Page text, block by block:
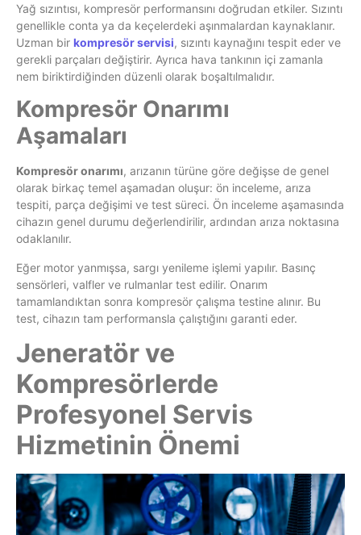
Yağ sızıntısı, kompresör performansını doğrudan etkiler. Sızıntı
genellikle conta ya da keçelerdeki aşınmalardan kaynaklanır.
Uzman bir kompresör servisi, sızıntı kaynağını tespit eder ve
gerekli parçaları değiştirir. Ayrıca hava tankının içi zamanla
nem biriktirdiğinden düzenli olarak boşaltılmalıdır.
Kompresör Onarımı
Aşamaları
Kompresör onarımı, arızanın türüne göre değişse de genel
olarak birkaç temel aşamadan oluşur: ön inceleme, arıza
tespiti, parça değişimi ve test süreci. Ön inceleme aşamasında
cihazın genel durumu değerlendirilir, ardından arıza noktasına
odaklanılır.
Eğer motor yanmışsa, sargı yenileme işlemi yapılır. Basınç
sensörleri, valfler ve rulmanlar test edilir. Onarım
tamamlandıktan sonra kompresör çalışma testine alınır. Bu
test, cihazın tam performansla çalıştığını garanti eder.
Jeneratör ve
Kompresörlerde
Profesyonel Servis
Hizmetinin Önemi